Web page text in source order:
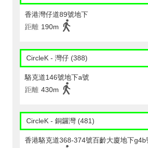
香港灣仔道89號地下
距離 190m
CircleK - 灣仔 (388)
駱克道146號地下a號
距離 430m
CircleK - 銅鑼灣 (481)
香港駱克道368-374號百齡大廈地下g4b